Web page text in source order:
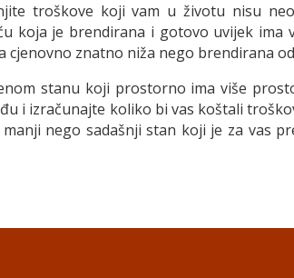
troškove koji vam u životu nisu
koja je brendirana i gotovo uvijek
cjenovno znatno niža nego brendirana
stanu koji prostorno ima više
i izračunajte koliko bi vas koštali
nego sadašnji stan koji je za vas